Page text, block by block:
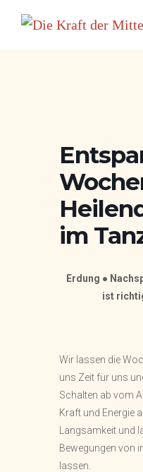
Inhalt
im
Erdung ●
ist
Wir lassen die
uns Zeit für uns
Schalten ab vom
Kraft und Energie
Langsamkeit und
Bewegungen von
lassen.